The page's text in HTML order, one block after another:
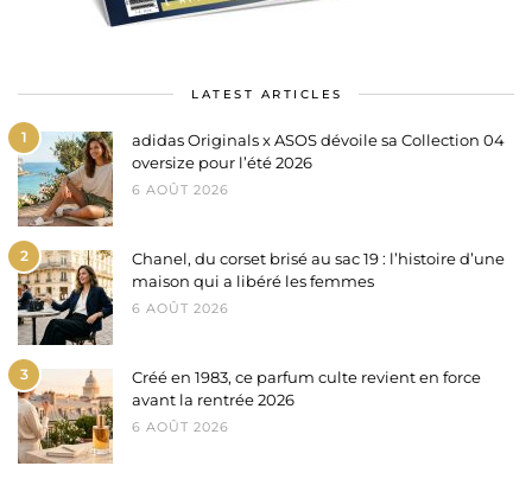
LATEST ARTICLES
1
adidas Originals x ASOS dévoile sa Collection 04
oversize pour l’été 2026
6 AOÛT 2026
2
Chanel, du corset brisé au sac 19 : l’histoire d’une
maison qui a libéré les femmes
6 AOÛT 2026
3
Créé en 1983, ce parfum culte revient en force
avant la rentrée 2026
6 AOÛT 2026